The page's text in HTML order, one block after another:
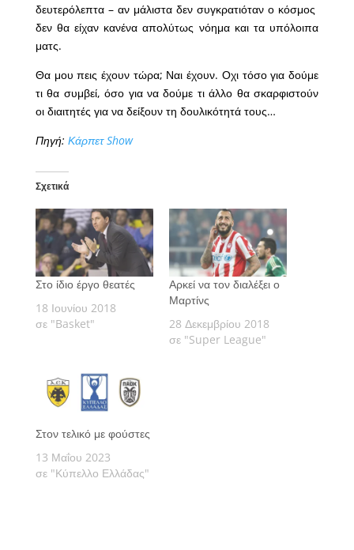
δευτερόλεπτα – αν μάλιστα δεν συγκρατιόταν ο κόσμος
δεν θα είχαν κανένα απολύτως νόημα και τα υπόλοιπα
ματς.
Θα μου πεις έχουν τώρα; Ναι έχουν. Οχι τόσο για δούμε
τι θα συμβεί, όσο για να δούμε τι άλλο θα σκαρφιστούν
οι διαιτητές για να δείξουν τη δουλικότητά τους…
Πηγή: Κάρπετ Show
Σχετικά
Στο ίδιο έργο θεατές
18 Ιουνίου 2018
σε "Basket"
Αρκεί να τον διαλέξει ο
Μαρτίνς
28 Δεκεμβρίου 2018
σε "Super League"
Στον τελικό με φούστες
13 Μαΐου 2023
σε "Κύπελλο Ελλάδας"